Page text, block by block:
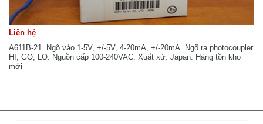
Liên hệ
A611B-21. Ngõ vào 1-5V, +/-5V, 4-20mA, +/-20mA. Ngõ ra photocoupler
HI, GO, LO. Nguồn cấp 100-240VAC. Xuất xứ: Japan. Hàng tồn kho
mới